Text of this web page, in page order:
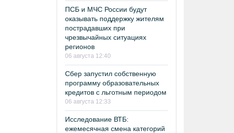
ПСБ и МЧС России будут
оказывать поддержку жителям
пострадавших при
чрезвычайных ситуациях
регионов
06 августа 12:40
Сбер запустил собственную
программу образовательных
кредитов с льготным периодом
06 августа 12:33
Исследование ВТБ:
ежемесячная смена категорий